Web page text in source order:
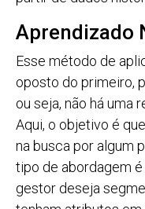
Aprendizado
Esse método de
oposto do primeiro,
ou seja, não há uma
Aqui, o objetivo é
na busca por algum
tipo de abordagem
gestor deseja